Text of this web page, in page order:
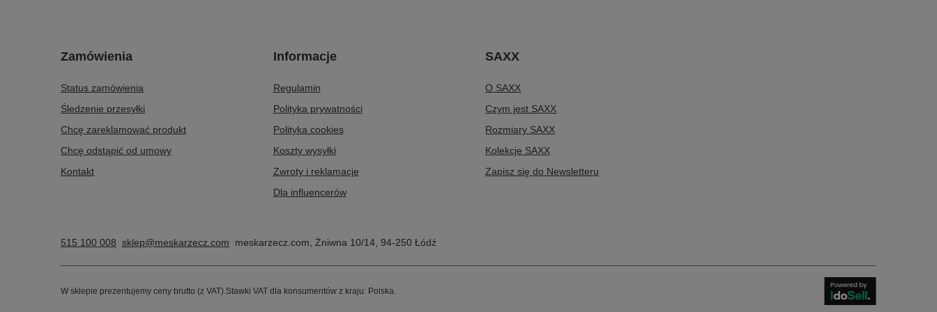
Zamówienia
Status zamówienia
Śledzenie przesyłki
Chcę zareklamować produkt
Chcę odstąpić od umowy
Kontakt
Informacje
Regulamin
Polityka prywatności
Polityka cookies
Koszty wysyłki
Zwroty i reklamacje
Dla influencerów
SAXX
O SAXX
Czym jest SAXX
Rozmiary SAXX
Kolekcje SAXX
Zapisz się do Newsletteru
515 100 008 sklep@meskarzecz.com meskarzecz.com Żniwna 10/14 94-250 Łódź
W sklepie prezentujemy ceny brutto (z VAT). Stawki VAT dla konsumentów z kraju: Polska